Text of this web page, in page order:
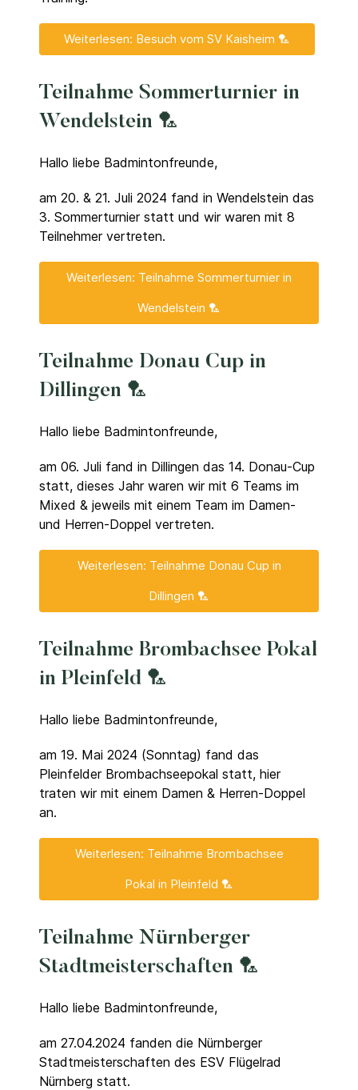
Weiterlesen: Besuch vom SV Kaisheim 🏸
Teilnahme Sommerturnier in
Wendelstein 🏸
Hallo liebe Badmintonfreunde,
am 20. & 21. Juli 2024 fand in Wendelstein das
3. Sommerturnier statt und wir waren mit 8
Teilnehmer vertreten.
Weiterlesen: Teilnahme Sommerturnier in
Wendelstein 🏸
Teilnahme Donau Cup in
Dillingen 🏸
Hallo liebe Badmintonfreunde,
am 06. Juli fand in Dillingen das 14. Donau-Cup
statt, dieses Jahr waren wir mit 6 Teams im
Mixed & jeweils mit einem Team im Damen-
und Herren-Doppel vertreten.
Weiterlesen: Teilnahme Donau Cup in
Dillingen 🏸
Teilnahme Brombachsee Pokal
in Pleinfeld 🏸
Hallo liebe Badmintonfreunde,
am 19. Mai 2024 (Sonntag) fand das
Pleinfelder Brombachseepokal statt, hier
traten wir mit einem Damen & Herren-Doppel
an.
Weiterlesen: Teilnahme Brombachsee
Pokal in Pleinfeld 🏸
Teilnahme Nürnberger
Stadtmeisterschaften 🏸
Hallo liebe Badmintonfreunde,
am 27.04.2024 fanden die Nürnberger
Stadtmeisterschaften des ESV Flügelrad
Nürnberg statt.